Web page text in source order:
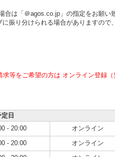
は「＠agos.co.jp」の指定をお願い
振り分けられる場合がありますので
等をご希望の方は オンライン登録（
日
- 20:00
オンライン
- 20:00
オンライン